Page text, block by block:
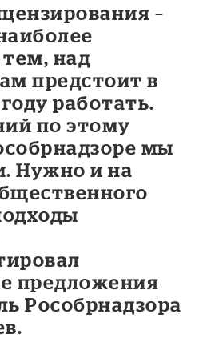
–
над
предстоит в
работать.
по этому
мы
Нужно и на
предложения
Рособрнадзора